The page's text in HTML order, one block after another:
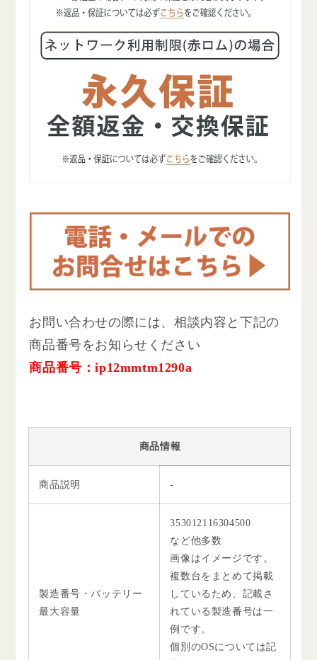
お問い合わせの際には、相談内容と下記の
商品番号をお知らせください
商品番号：ip12mmtm1290a
商品情報
商品説明 -
製造番号・バッテリー
最大容量
353012116304500
など他多数
画像はイメージです。
複数台をまとめて掲載
しているため、記載さ
れている製造番号は一
例です。
個別のOSについては記